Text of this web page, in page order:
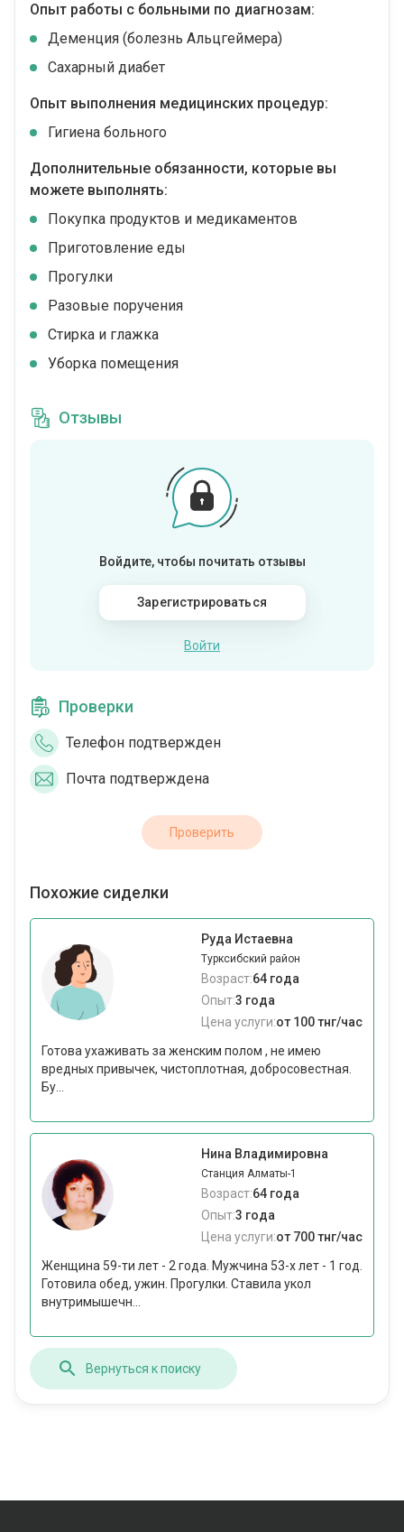
Опыт работы с больными по диагнозам:
Деменция (болезнь Альцгеймера)
Сахарный диабет
Опыт выполнения медицинских процедур:
Гигиена больного
Дополнительные обязанности, которые вы
можете выполнять:
Покупка продуктов и медикаментов
Приготовление еды
Прогулки
Разовые поручения
Стирка и глажка
Уборка помещения
Отзывы
Войдите, чтобы почитать отзывы
Зарегистрироваться
Войти
Проверки
Телефон подтвержден
Почта подтверждена
Проверить
Похожие сиделки
Руда Истаевна
Турксибский район
Возраст:64 года
Опыт:3 года
Цена услуги:от 100 тнг/час
Готова ухаживать за женским полом , не имею
вредных привычек, чистоплотная, добросовестная.
Бу...
Нина Владимировна
Станция Алматы-1
Возраст:64 года
Опыт:3 года
Цена услуги:от 700 тнг/час
Женщина 59-ти лет - 2 года. Мужчина 53-х лет - 1 год.
Готовила обед, ужин. Прогулки. Ставила укол
внутримышечн...
Вернуться к поиску